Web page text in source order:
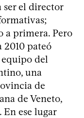
ser el director
a primera. Pero
2010 pateó
del
una
de
de Veneto,
En ese lugar